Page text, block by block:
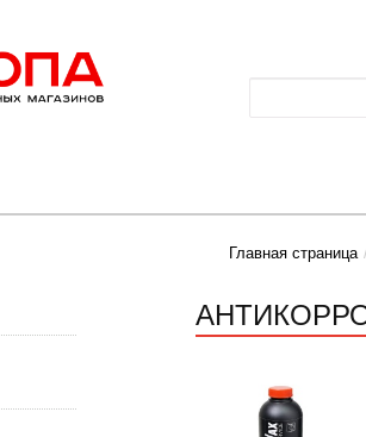
Главная страница